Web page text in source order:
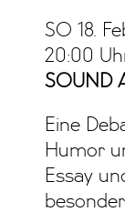
SO 18.
20:00
SOUND
Eine
Humor
Essay